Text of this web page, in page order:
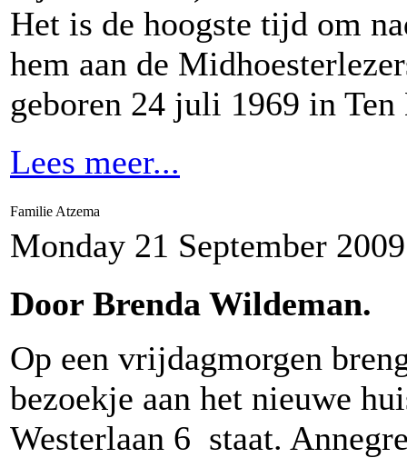
Het is de hoogste tijd om
hem aan de
geboren 24 juli 1969 in Ten
Lees meer...
Familie Atzema
Monday 21 September 2009
Door Brenda Wildeman.
Op een vrijdagmorgen
bezoekje aan het nieuwe
Westerlaan 6 staat.